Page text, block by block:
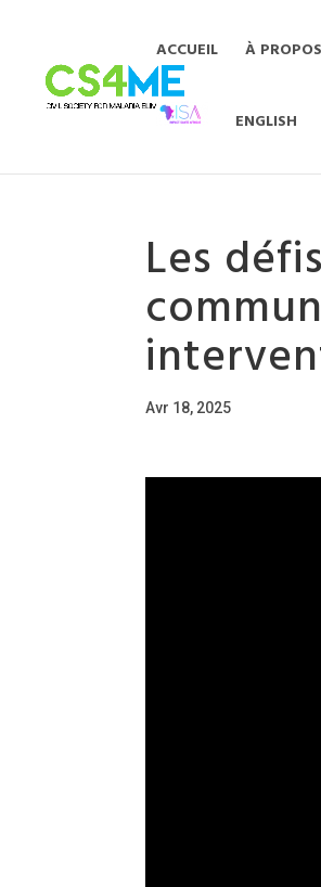
ACCUEIL À
ENGLISH
Les
Avr 18, 2025